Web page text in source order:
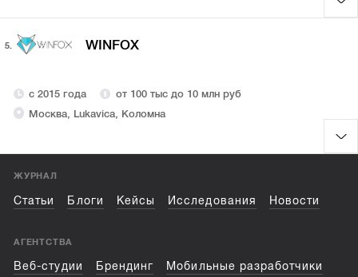
5. WINFOX
с 2015 года
от 100 тыс до 10 млн руб
Москва, Lukavica, Коломна
ЖУРНАЛ
Статьи Блоги Кейсы Исследования Новости
АГЕНТСТВА
Веб-студии Брендинг
Мобильные разработчики